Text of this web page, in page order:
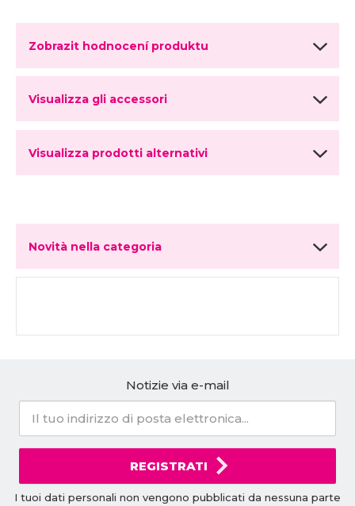
Zobrazit hodnocení produktu
Visualizza gli accessori
Visualizza prodotti alternativi
Novità nella categoria
Notizie via e-mail
REGISTRATI
I tuoi dati personali non vengono pubblicati da nessuna parte